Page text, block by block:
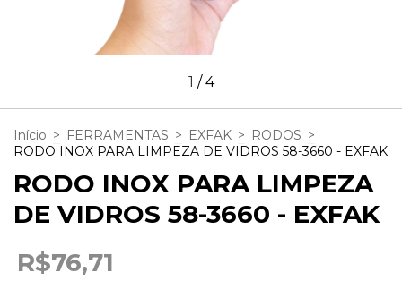
1 /4
Início > FERRAMENTAS > EXFAK > RODOS >
RODO INOX PARA LIMPEZA DE VIDROS 58-3660 - EXFAK
RODO INOX PARA LIMPEZA
DE VIDROS 58-3660 - EXFAK
R$76,71